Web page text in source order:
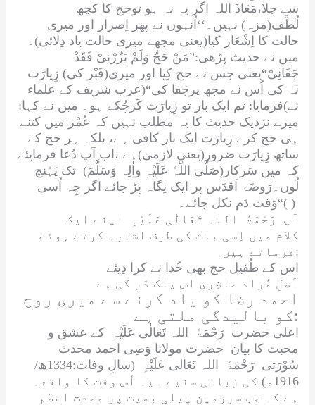
سے چلا، مَعَاذَ اللہ
اگر یہ نہ ہو توحج کا کچھ
لُطْف(مزہ) نہیں۔‘‘اُنہوں نے پھر اِصرار اور میری
حالت کا اِشْعَار کیا(یعنی مجھے میری حالت یاد دِلائی)۔
میں نے حدیث پڑھی:”مَنْ حَجَّ وَلَمْ یَزُرْنِیْ فَقَدْ
جَفَانِیْ“یعنی جس نے حج کِیا اور میری(قَبْر کی) زِیارَت
نہ کی اُس نے مجھ پرجَفا کی“(عرب شریف کے علماء
نے)فرمایا: تم ایک بار تو زِیارَت کَرچُکے ہو۔ میں نے کہا:
میرے نزدیک حدیث کا یہ مطلب نہیں کہ عُمْر میں کتنے
ہی حج کرے زِیارَت ایک بار کافی ہے، بلکہ ہر حج کے
ساتھ زِیارَت ضرور(یعنی لازمی)ہے ،اب آپ دُعا فرمایئے
کہ میں سَرکار(صَلَّی اللّٰہُ عَلَیْہِ واٰلِہٖ وَسَلَّمَ) تک پَہُنچ
لُوں۔رَوضَۂ اَقدَس پر ایک نِگاہ پڑ جائے اگر چِہ اُسی
وَقت دَم نکل جائے۔“( )
آپ
رَحْمَۃُ اللہ تَعَالٰی عَلَیْہِ
اپنے ایک
کلام میں اِسی بات کی طرف اشارہ کرتے ہوئے
فرماتے ہیں:
اس کے طُفیل حج بھی خُدا نے کرا دِیئے
اَصلِ مُراد حاضِری اس پاک دَر کی ہے
احمد رضا کو یاد کرنے سے میری روح
کو بالیدگی ملتی ہے:
اعلی حضرترَحْمَۃُ اللہ تَعَالٰی عَلَیْہِ
کے عشق و
محبت کا بیان حضرت مولانا وَصِی احمد محدث
سُوْرَتیرَحْمَۃُ اللہ تَعَالٰی عَلَیْہِ
(سالِ وفات:1334ھ/
1916ء) کی زبانی سنیے ۔یہ اُس وقت کا واقعہ
ہے کہ جب سرزمین پیلی بھیت پر محدث اعظم